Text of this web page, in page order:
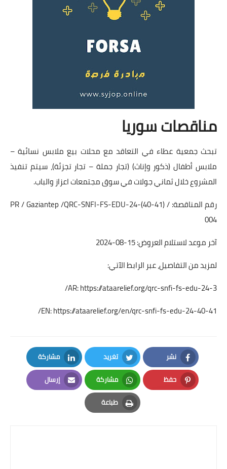
مناقصات سوريا
تبحث جمعية عطاء في التعاقد مع محلات بيع ملابس نسائية –
ملابس أطفال (ذكور وإناث) (تجار جملة – تجار تجزئة)، سيتم تنفيذ
المشروع خلال ثماني جولات في سوق مجتمعات اعزاز والباب.
رقم المناقصة: PR / Gaziantep /QRC-SNFI-FS-EDU-24-(40-41) /
004
آخر موعد لاستلام العروض: 15-08-2024
لمزيد من التفاصيل، عبر الرابط الآتي:
AR:https://ataarelief.org/qrc-snfi-fs-edu-24-3/
EN:https://ataarelief.org/en/qrc-snfi-fs-edu-24-40-41/
نشر
Facebook
تغريد
Twitter
مشاركة
LinkedIn
حفظ
Pinterest
مشاركة
Whatsapp
إرسال
Email
طباعة
Print